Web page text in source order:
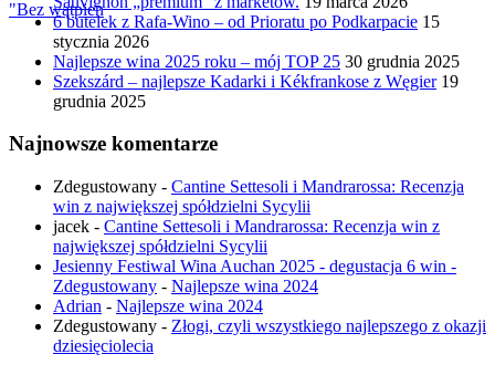
"Bez wątpien
6 butelek z Rafa-Wino – od Prioratu po Podkarpacie 15
stycznia 2026
Najlepsze wina 2025 roku – mój TOP 25 30 grudnia 2025
Szekszárd – najlepsze Kadarki i Kékfrankose z Węgier 19
grudnia 2025
Najnowsze komentarze
Zdegustowany - Cantine Settesoli i Mandrarossa: Recenzja
win z największej spółdzielni Sycylii
jacek - Cantine Settesoli i Mandrarossa: Recenzja win z
największej spółdzielni Sycylii
Jesienny Festiwal Wina Auchan 2025 - degustacja 6 win -
Zdegustowany - Najlepsze wina 2024
Adrian - Najlepsze wina 2024
Zdegustowany - Złogi, czyli wszystkiego najlepszego z okazji
dziesięciolecia